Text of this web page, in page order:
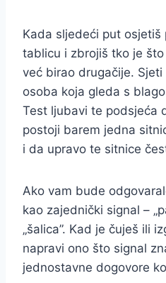
Kada sljedeći put
tablicu i zbrojiš tko je
već birao drugačije.
osoba koja gleda s
Test ljubavi te podsjeća
postoji barem jedna
i da upravo te sitnice
Ako vam bude
kao zajednički signal –
„šalica”. Kad je čuješ ili
napravi ono što signal
jednostavne dogovore